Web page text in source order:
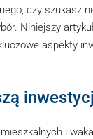
czy szukasz
Niniejszy
aspekty
i